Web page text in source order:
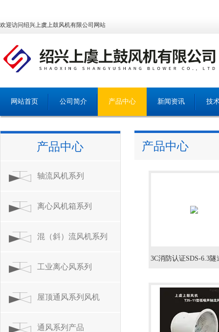
欢迎访问绍兴上虞上鼓风机有限公司网站
网站首页 公司简介 产品中心 新闻资讯 技
产品中心
轴流风机系列
离心风机箱系列
混（斜）流风机系列
工业离心风系列
屋顶通风系列风机
通风系列产品
产品中心
3C消防认证SDS-6.3隧